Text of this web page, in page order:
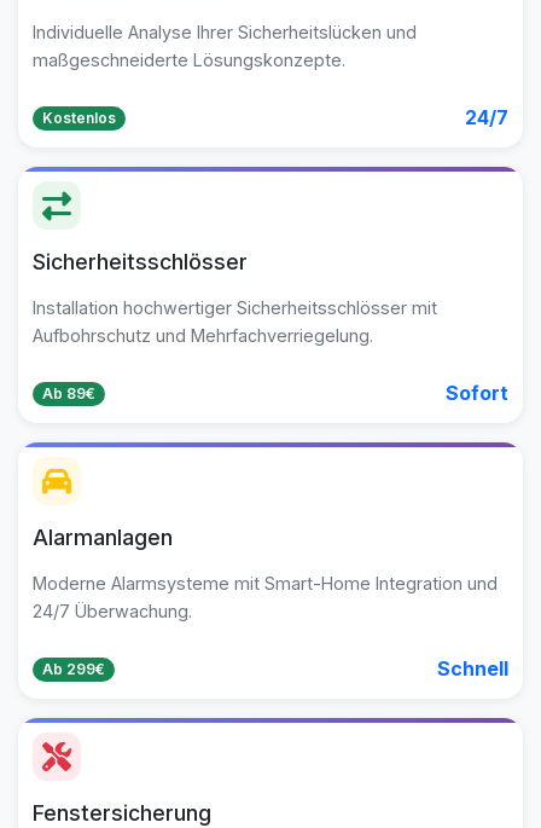
Individuelle Analyse Ihrer Sicherheitslücken und
maßgeschneiderte Lösungskonzepte.
Kostenlos 24/7
Sicherheitsschlösser
Installation hochwertiger Sicherheitsschlösser mit
Aufbohrschutz und Mehrfachverriegelung.
Ab 89€ Sofort
Alarmanlagen
Moderne Alarmsysteme mit Smart-Home Integration und
24/7 Überwachung.
Ab 299€ Schnell
Fenstersicherung